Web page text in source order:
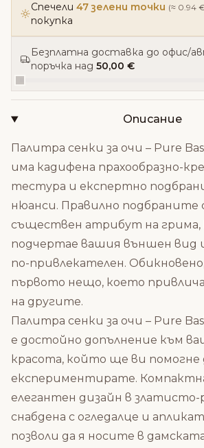
Спечели 47 зелени точки (≈ 0.94
покупка
Безплатна доставка до офис/
поръчка над 50,00 €
Описание
Палитра сенки за очи – Pure
има кадифена прахообразно-
тестура и експертно
нюанси. Правилно подбраните
съществен атрибут на грима,
подчертае вашия външен вид
по-привлекателен.
първото нещо, което
на другите.
Палитра сенки за очи – Pure
е достойно допълнение към
красота, който ще ви помогне
експериментирате.
елегантен дизайн в златисто-
снабдена с огледалце и
позволи да я носите в